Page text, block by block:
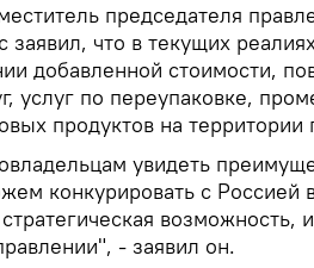
председателя
заявил, что в текущих
добавленной стоимости,
услуг по переупаковке,
продуктов на территории
увидеть
конкурировать с Россией
- заявил он.